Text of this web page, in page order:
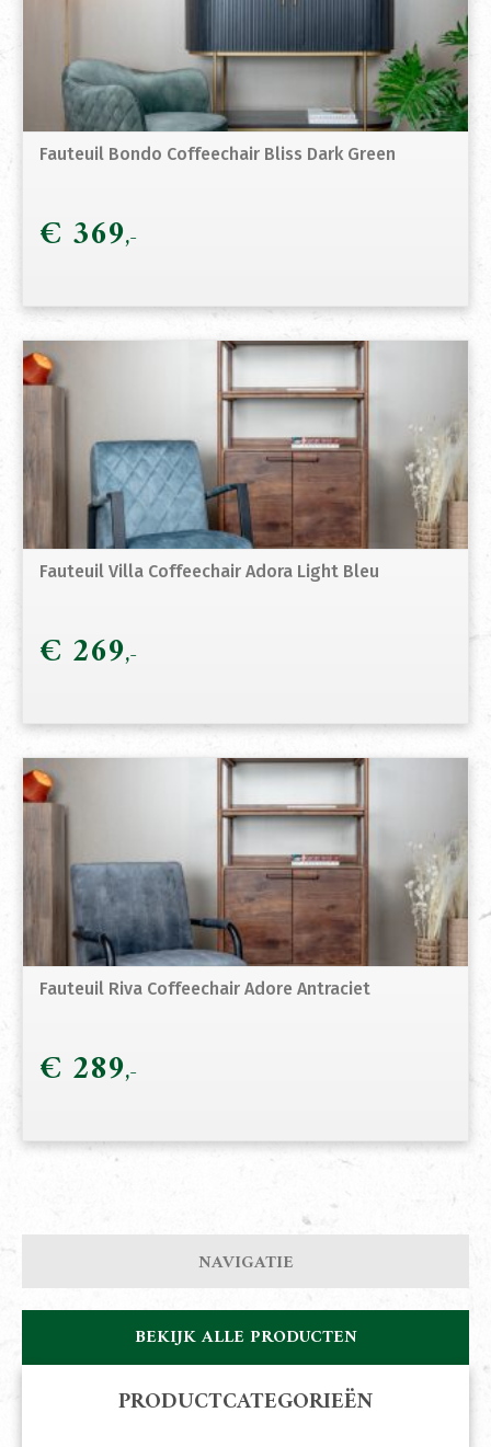
Fauteuil Bondo Coffeechair Bliss Dark Green
€ 369
Fauteuil Villa Coffeechair Adora Light Bleu
€ 269
Fauteuil Riva Coffeechair Adore Antraciet
€ 289
NAVIGATIE
BEKIJK ALLE PRODUCTEN
PRODUCTCATEGORIEËN